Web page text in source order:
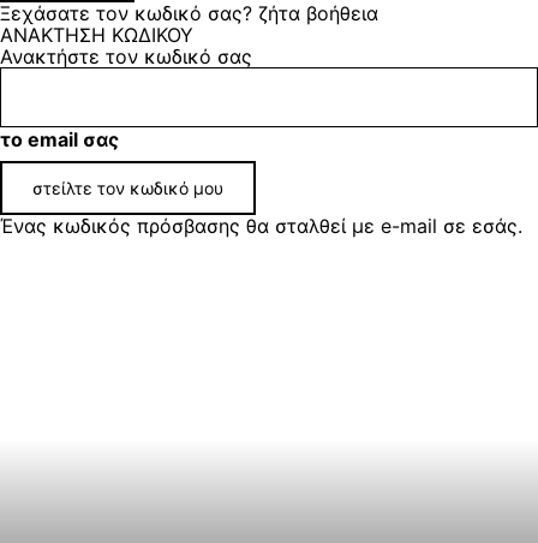
Ξεχάσατε τον κωδικό σας? ζήτα βοήθεια
ΑΝΑΚΤΗΣΗ ΚΩΔΙΚΟΥ
Ανακτήστε τον κωδικό σας
το email σας
Ένας κωδικός πρόσβασης θα σταλθεί με e-mail σε εσάς.